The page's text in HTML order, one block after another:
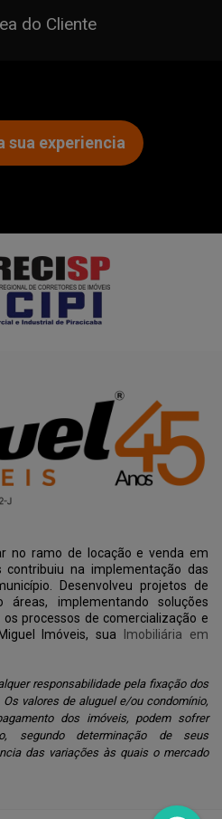
do Cliente
sua experiencia
no ramo de locação e venda em
contribuiu na implementação das
Desenvolveu projetos de
áreas, implementando soluções
processos de comercialização e
Imóveis, sua
Imobiliária em
responsabilidade pela fixação dos
valores de aluguel e/ou condomínio,
dos imóveis, podem sofrer
segundo determinação de seus
das variações às quais o mercado